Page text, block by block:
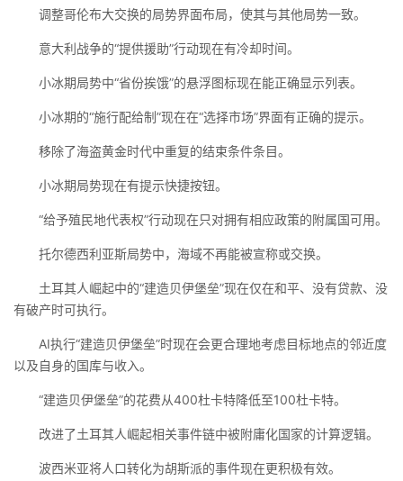
调整哥伦布大交换的局势界面布局，使其与其他局势一致。
意大利战争的“提供援助”行动现在有冷却时间。
小冰期局势中“省份挨饿”的悬浮图标现在能正确显示列表。
小冰期的“施行配给制”现在在“选择市场”界面有正确的提示。
移除了海盗黄金时代中重复的结束条件条目。
小冰期局势现在有提示快捷按钮。
“给予殖民地代表权”行动现在只对拥有相应政策的附属国可用。
托尔德西利亚斯局势中，海域不再能被宣称或交换。
土耳其人崛起中的“建造贝伊堡垒”现在仅在和平、没有贷款、没
有破产时可执行。
AI执行“建造贝伊堡垒”时现在会更合理地考虑目标地点的邻近度
以及自身的国库与收入。
“建造贝伊堡垒”的花费从400杜卡特降低至100杜卡特。
改进了土耳其人崛起相关事件链中被附庸化国家的计算逻辑。
波西米亚将人口转化为胡斯派的事件现在更积极有效。